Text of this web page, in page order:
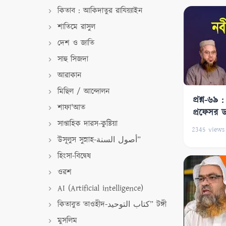
কিতাব : আকিদাতুর রাযিয়্যাইন
শাতিমে রাসুল
দেশ ও জাতি
সাহু সিজদা
আরাকান
মিছিল / আন্দোলন
শাফা'আত
সাপ্তাহিক দারস-কুষ্টিয়া
উসূলুস সুন্নাহ-أصول السنة”
হিংসা-বিদ্বেষ
ওরশ
AI (Artificial intelligence)
কিতাবুত তাওহীদ-كتاب التوحيد” টঙ্গী
মুসলিম
প্রশ্ন-৬৯
প্রফেসর
যাকারিয়া
2345 views